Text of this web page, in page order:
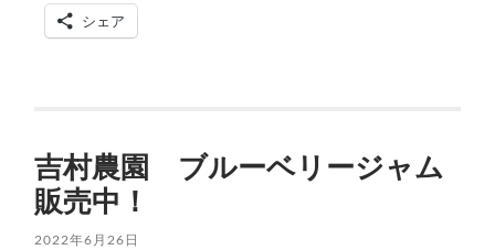
シェア
吉村農園 ブルーベリージャム
販売中！
2022年6月26日